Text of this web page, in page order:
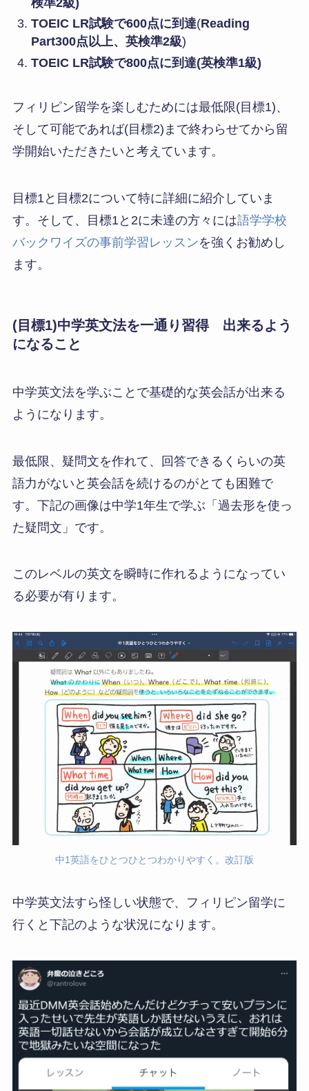
TOEIC LR試験で600点に到達(Reading
Part300点以上、 英検準2級)
TOEIC LR試験で800点に到達(英検準1級)
フィリピン留学を楽しむためには最低限(目標1)、
そして可能であれば(目標2)まで終わらせてから留
学開始いただきたいと考えています。
目標1と目標2について特に詳細に紹介していま
す。そして、目標1と2に未達の方々には語学学校
バックワイズの事前学習レッスンを強くお勧めし
ます。
(目標1)中学英文法を一通り習得出来るよう
になること
中学英文法を学ぶことで基礎的な英会話が出来る
ようになります。
最低限、疑問文を作れて、回答できるくらいの英
語力がないと英会話を続けるのがとても困難で
す。下記の画像は中学1年生で学ぶ「過去形を使っ
た疑問文」です。
このレベルの英文を瞬時に作れるようになってい
る必要が有ります。
中1英語をひとつひとつわかりやすく。改訂版
中学英文法すら怪しい状態で、フィリピン留学に
行くと下記のような状況になります。